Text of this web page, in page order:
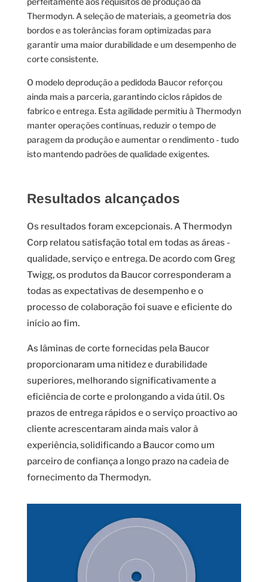
Thermodyn. A seleção de materiais, a geometria dos
bordos e as tolerâncias foram optimizadas para
garantir uma maior durabilidade e um desempenho de
corte consistente.
O modelo deprodução a pedidoda Baucor reforçou
ainda mais a parceria, garantindo ciclos rápidos de
fabrico e entrega. Esta agilidade permitiu à Thermodyn
manter operações contínuas, reduzir o tempo de
paragem da produção e aumentar o rendimento - tudo
isto mantendo padrões de qualidade exigentes.
Resultados alcançados
Os resultados foram excepcionais. A Thermodyn
Corp relatou satisfação total em todas as áreas -
qualidade, serviço e entrega. De acordo com Greg
Twigg, os produtos da Baucor corresponderam a
todas as expectativas de desempenho e o
processo de colaboração foi suave e eficiente do
início ao fim.
As lâminas de corte fornecidas pela Baucor
proporcionaram uma nitidez e durabilidade
superiores, melhorando significativamente a
eficiência de corte e prolongando a vida útil. Os
prazos de entrega rápidos e o serviço proactivo ao
cliente acrescentaram ainda mais valor à
experiência, solidificando a Baucor como um
parceiro de confiança a longo prazo na cadeia de
fornecimento da Thermodyn.